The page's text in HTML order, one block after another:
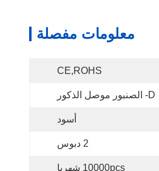
معلومات مفصلة
CE,ROHS
D- الصنبور موصل الذكور
أسود
2 دبوس
10000pcs شهريا